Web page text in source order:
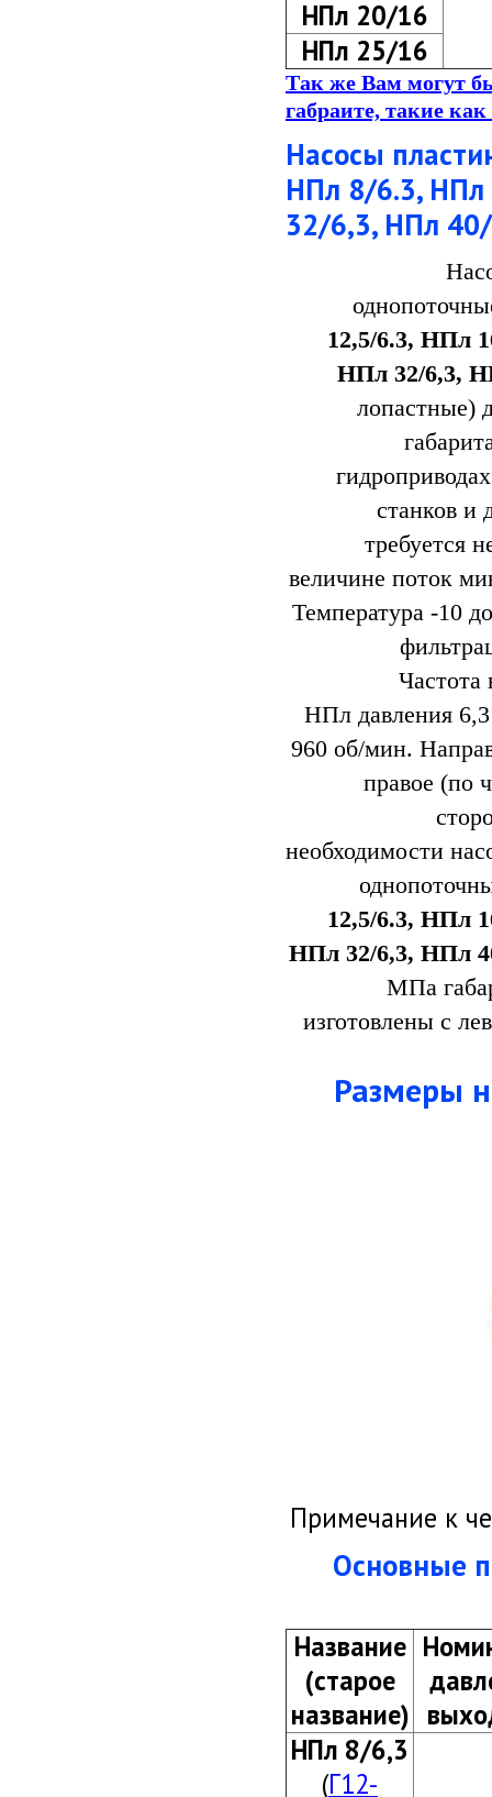
НПл 20/16
НПл 25/16
Так же Вам могут
габраите, такие
Насосы
НПл 8/6.3,
32/6,3, НПл
12,5/6.3, НПл
НПл 32/6,3,
лопастные)
станков и
требуется
величине поток
Температура -10
Частота
НПл давления
960 об/мин.
правое (по
необходимости нас
12,5/6.3, НПл
НПл 32/6,3, НПл
МПа
изготовлены с
Размеры
Примечание к
Основные
Название
(старое
название)
НПл 8/6,3
(Г12-